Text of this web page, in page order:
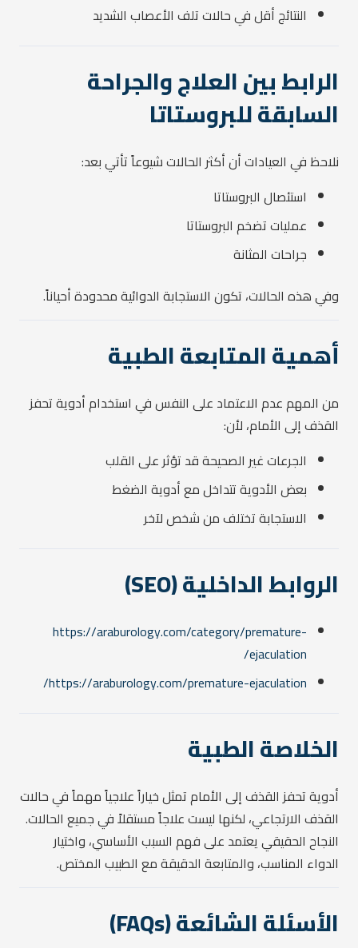
النتائج أقل في حالات تلف الأعصاب الشديد
الرابط بين العلاج والجراحة
السابقة للبروستاتا
نلاحظ في العيادات أن أكثر الحالات شيوعاً تأتي بعد:
استئصال البروستاتا
عمليات تضخم البروستاتا
جراحات المثانة
وفي هذه الحالات، تكون الاستجابة الدوائية محدودة أحياناً.
أهمية المتابعة الطبية
من المهم عدم الاعتماد على النفس في استخدام أدوية تحفز
القذف إلى الأمام، لأن:
الجرعات غير الصحيحة قد تؤثر على القلب
بعض الأدوية تتداخل مع أدوية الضغط
الاستجابة تختلف من شخص لآخر
الروابط الداخلية (SEO)
https://araburology.com/category/premature-
ejaculation/
https://araburology.com/premature-ejaculation/
الخلاصة الطبية
أدوية تحفز القذف إلى الأمام تمثل خياراً علاجياً مهماً في حالات
القذف الارتجاعي، لكنها ليست علاجاً مستقلاً في جميع الحالات.
النجاح الحقيقي يعتمد على فهم السبب الأساسي، واختيار
الدواء المناسب، والمتابعة الدقيقة مع الطبيب المختص.
الأسئلة الشائعة (FAQs)